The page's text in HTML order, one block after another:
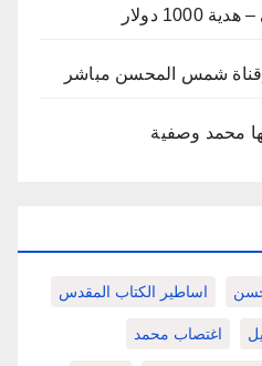
دولار
شمس المحسن مباشر
محمد وصفية
اساطير الكتاب المقدس
اغتصاب محمد